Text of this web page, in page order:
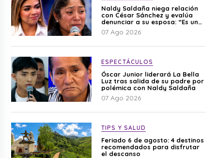
Naldy Saldaña niega relación
con César Sánchez y evalúa
denunciar a su esposa: “Es una
difamación”
07 Ago 2026
ESPECTÁCULOS
Óscar Junior liderará La Bella
Luz tras salida de su padre por
polémica con Naldy Saldaña
07 Ago 2026
TIPS Y SALUD
Feriado 6 de agosto: 4 destinos
recomendados para disfrutar
el descanso